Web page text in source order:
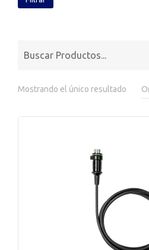
Mostrando el único resultado